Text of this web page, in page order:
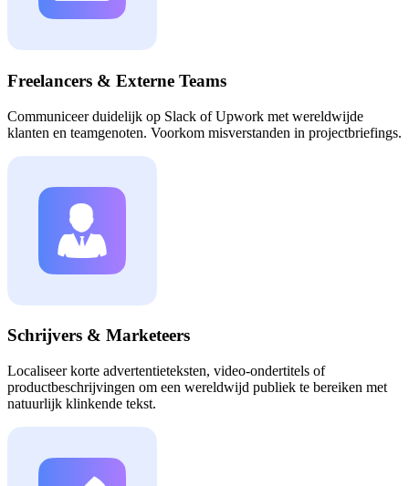
Freelancers & Externe Teams
Communiceer duidelijk op Slack of Upwork met wereldwijde
klanten en teamgenoten. Voorkom misverstanden in projectbriefings.
Schrijvers & Marketeers
Localiseer korte advertentieteksten, video-ondertitels of
productbeschrijvingen om een wereldwijd publiek te bereiken met
natuurlijk klinkende tekst.